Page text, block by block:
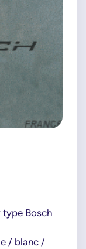
type Bosch
/ blanc /